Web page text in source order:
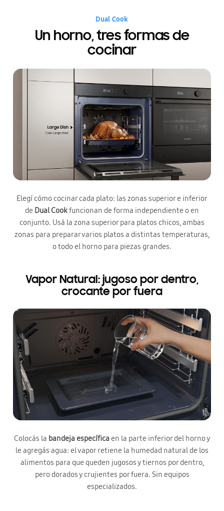
Dual Cook
Un horno, tres formas de
cocinar
Elegí cómo cocinar cada plato: las zonas superior e inferior
de Dual Cookfuncionan de forma independiente o en
conjunto. Usá la zona superior para platos chicos, ambas
zonas para preparar varios platos a distintas temperaturas,
o todo el horno para piezas grandes.
Vapor Natural: jugoso por dentro,
crocante por fuera
Colocás la bandeja específica en la parte inferior del horno y
le agregás agua: el vapor retiene la humedad natural de los
alimentos para que queden jugosos y tiernos por dentro,
pero dorados y crujientes por fuera. Sin equipos
especializados.